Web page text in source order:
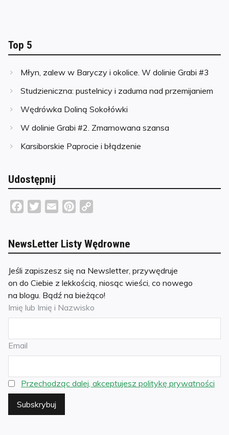
Top 5
Młyn, zalew w Baryczy i okolice. W dolinie Grabi #3
Studzieniczna: pustelnicy i zaduma nad przemijaniem
Wędrówka Doliną Sokołówki
W dolinie Grabi #2. Zmarnowana szansa
Karsiborskie Paprocie i błądzenie
Udostępnij
e
o
o
k
t
e
r
t
r
e
s
t
y
i
n
k
NewsLetter Listy Wędrowne
Jeśli zapiszesz się na Newsletter, przywędruje
on do Ciebie z lekkością, niosąc wieści, co nowego
na blogu. Bądź na bieżąco!
Imię lub Imię i Nazwisko
Email
Przechodząc dalej, akceptujesz politykę prywatności